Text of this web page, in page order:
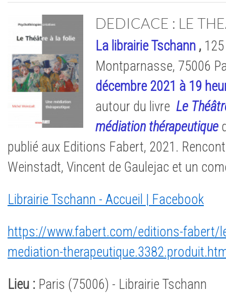
DEDICACE : LE
La librairie Tschann ,
Montparnasse, 75006
décembre 2021 à 19
autour du livre Le
médiation thérapeutique
publié aux Editions Fabert, 2021.
Weinstadt, Vincent de Gaulejac et un
Librairie Tschann - Accueil | Facebook
https://www.fabert.com/editions-fabert/
mediation-
Lieu : Paris (75006) - Librairie Tschann